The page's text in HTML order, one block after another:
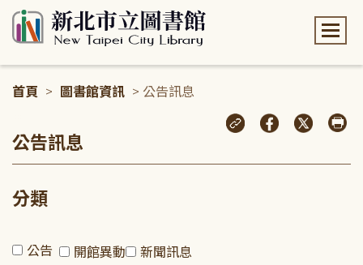
首頁 > 圖書館資訊 > 公告訊息
公告訊息
分類
公告 開館異動 新聞訊息